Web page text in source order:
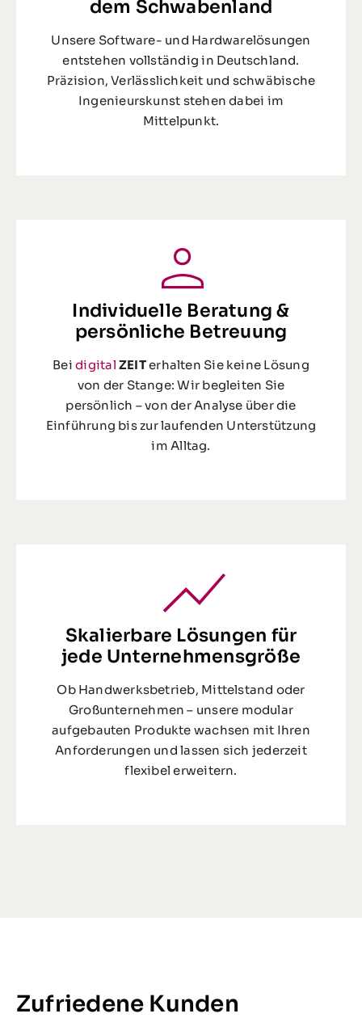
dem Schwabenland
Unsere Software- und Hardwarelösungen
entstehen vollständig in Deutschland.
Präzision, Verlässlichkeit und schwäbische
Ingenieurskunst stehen dabei im
Mittelpunkt.
Individuelle Beratung &
persönliche Betreuung
Beidigital ZEITerhalten Sie keine Lösung
von der Stange: Wir begleiten Sie
persönlich – von der Analyse über die
Einführung bis zur laufenden Unterstützung
im Alltag.
Skalierbare Lösungen für
jede Unternehmensgröße
Ob Handwerksbetrieb, Mittelstand oder
Großunternehmen – unsere modular
aufgebauten Produkte wachsen mit Ihren
Anforderungen und lassen sich jederzeit
flexibel erweitern.
Zufriedene Kunden